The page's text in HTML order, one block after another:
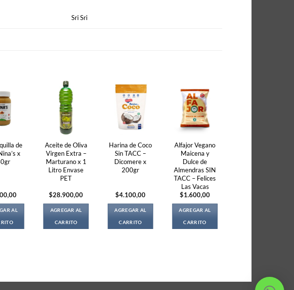
Sri Sri
de
x
AL
Aceite de Oliva
Virgen Extra –
Marturano x 1
Litro Envase
PET
$28.900,00
AGREGAR AL
CARRITO
Harina de Coco
Sin TACC –
Dicomere x
200gr
$4.100,00
AGREGAR AL
CARRITO
Alfajor Vegano
Maicena y
Dulce de
Almendras SIN
TACC – Felices
Las Vacas
$1.600,00
AGREGAR AL
CARRITO